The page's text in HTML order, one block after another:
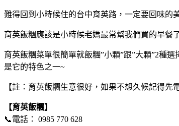
難得回到小時候住的台中育英路，一定要回味的
育英飯糰應該是小時候老媽最常幫我們買的早餐
育英飯糰菜單很簡單就飯糰”小顆”跟”大顆”2種
是它的特色之一~
【註：育英飯糰生意很好，如果不想久候記得先
【育英飯糰】
📞電話： 0985 770 628